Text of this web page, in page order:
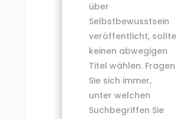
über
Selbstbewusstsein
veröffentlicht, sollte
keinen abwegigen
Titel wählen. Fragen
Sie sich immer,
unter welchen
Suchbegriffen Sie